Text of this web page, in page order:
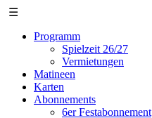
☰
Programm
Spielzeit 26/27
Vermietungen
Matineen
Karten
Abonnements
6er Festabonnement